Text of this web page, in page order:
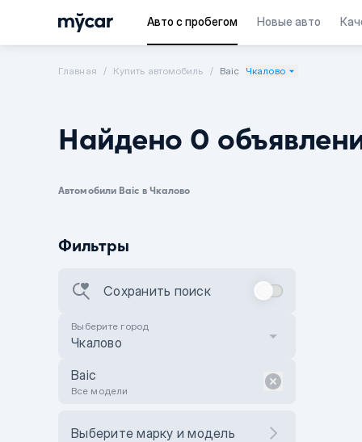
Авто с пробегом Новые авто
Главная Купить автомобиль Baic Чкалово
Найдено 0
Автомобили Baic в Чкалово
Фильтры
Сохранить поиск
Выберите город
Чкалово
Baic
Все модели
Выберите марку и модель